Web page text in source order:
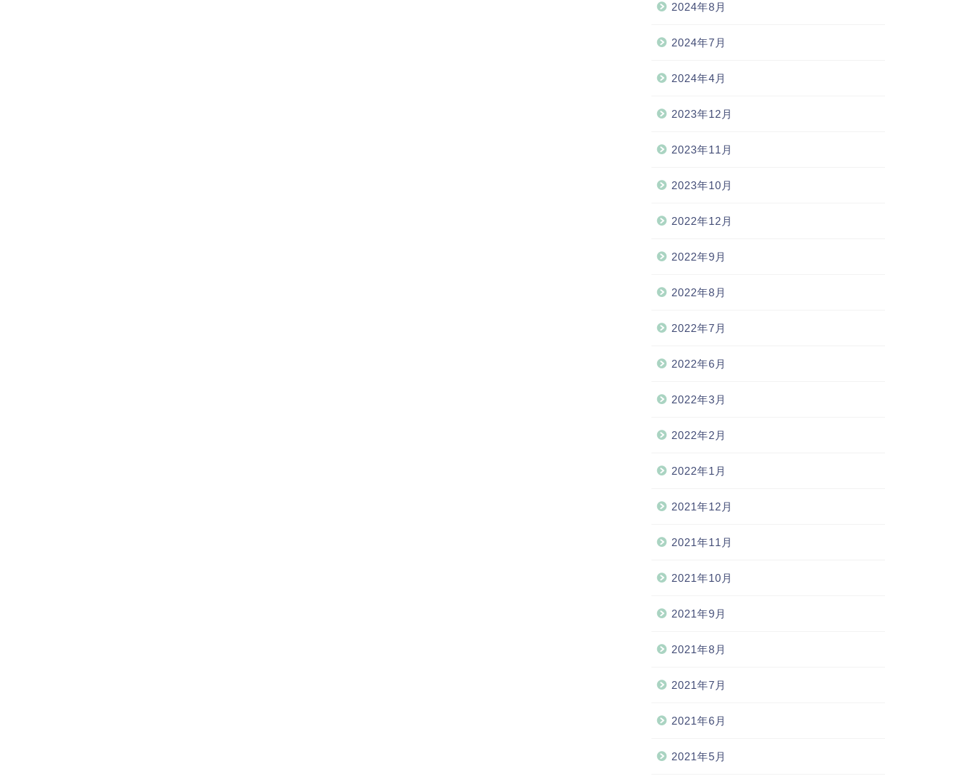
2024年8月
2024年7月
2024年4月
2023年12月
2023年11月
2023年10月
2022年12月
2022年9月
2022年8月
2022年7月
2022年6月
2022年3月
2022年2月
2022年1月
2021年12月
2021年11月
2021年10月
2021年9月
2021年8月
2021年7月
2021年6月
2021年5月